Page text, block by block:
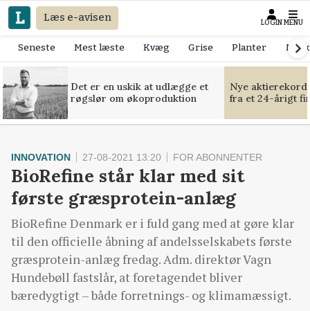
Læs e-avisen LOGIN MENU
Seneste Mest læste Kvæg Grise Planter
Det er en uskik at udlægge et
røgslør om økoproduktion
Nye
fra et 24-årigt
INNOVATION 27-08-2021 13:20 FOR ABONNENTER
BioRefine står klar med sit
første græsprotein-anlæg
BioRefine Denmark er i fuld gang med at gøre klar
til den officielle åbning af andelsselskabets første
græsprotein-anlæg fredag. Adm. direktør Vagn
Hundebøll fastslår, at foretagendet bliver
bæredygtigt – både forretnings- og klimamæssigt.